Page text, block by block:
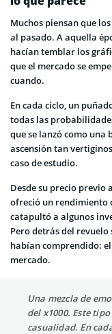
Muchos piensan que
al pasado. A aquella
hacían temblar los
que el mercado se
cuando.
En cada ciclo, un
todas las
que se lanzó como una
ascensión tan
caso de estudio.
Desde su precio previo
ofreció un rendimiento
catapultó a algunos
Pero detrás del revuelo
habían comprendido:
mercado.
Una mezcla de
del x1000. Este
casualidad. En